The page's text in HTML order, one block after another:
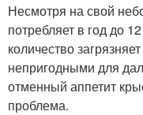
Несмотря на свой
потребляет в год до
количество
непригодными для
отменный аппетит
проблема.